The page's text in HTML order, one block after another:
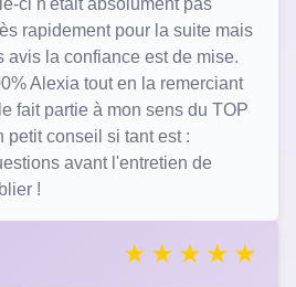
rapidement pour la suite mais
avis la confiance est de mise.
Alexia tout en la remerciant
fait partie à mon sens du TOP
petit conseil si tant est :
avant l'entretien de
!